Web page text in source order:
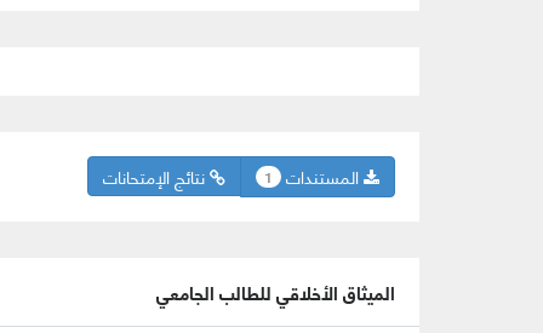
نتائج الإمتحانات المستندات 1
الميثاق الأخلاقي للطالب الجامعي